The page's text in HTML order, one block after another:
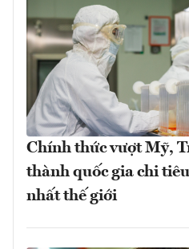
Chính thức vượt Mỹ,
thành quốc gia chi
nhất thế giới